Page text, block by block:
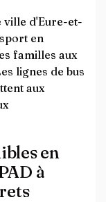
ville d'Eure-et-
en
familles aux
lignes de bus
aux
en
à